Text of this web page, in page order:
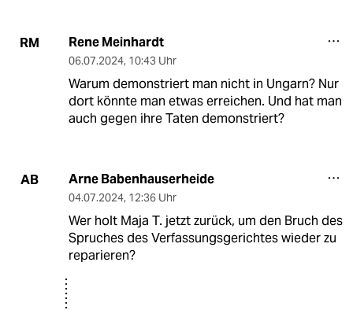
RM Rene Meinhardt
06.07.2024, 10:43 Uhr
Warum demonstriert man nicht in Ungarn? Nur
dort könnte man etwas erreichen. Und hat man
auch gegen ihre Taten demonstriert?
AB Arne Babenhauserheide
04.07.2024, 12:36 Uhr
Wer holt Maja T. jetzt zurück, um den Bruch des
Spruches des Verfassungsgerichtes wieder zu
reparieren?